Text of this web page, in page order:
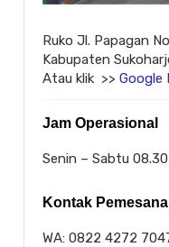
Ruko Jl. Papagan
Kabupaten
Atau klik >> Google
Jam Operasional
Senin – Sabtu 08.30
Kontak
WA: 0822 4272